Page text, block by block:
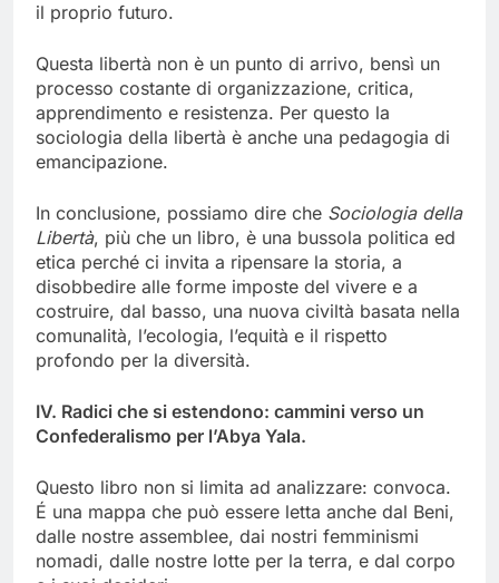
il proprio futuro.
Questa libertà non è un punto di arrivo, bensì un
processo costante di organizzazione, critica,
apprendimento e resistenza. Per questo la
sociologia della libertà è anche una pedagogia di
emancipazione.
In conclusione, possiamo dire che Sociologia della
Libertà, più che un libro, è una bussola politica ed
etica perché ci invita a ripensare la storia, a
disobbedire alle forme imposte del vivere e a
costruire, dal basso, una nuova civiltà basata nella
comunalità, l’ecologia, l’equità e il rispetto
profondo per la diversità.
IV. Radici che si estendono: cammini verso un
Confederalismo per l’Abya Yala.
Questo libro non si limita ad analizzare: convoca.
É una mappa che può essere letta anche dal Beni,
dalle nostre assemblee, dai nostri femminismi
nomadi, dalle nostre lotte per la terra, e dal corpo